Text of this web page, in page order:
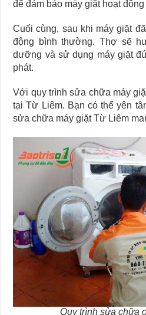
để đảm bảo máy giặt hoạt
Cuối cùng, sau khi máy giặt
động bình thường. Thợ sẽ
dưỡng và sử dụng máy giặt
phát.
Với quy trình sửa chữa máy
tại Từ Liêm. Bạn có thể yên
sửa chữa máy giặt Từ Liêm
Quy trình sửa chữa